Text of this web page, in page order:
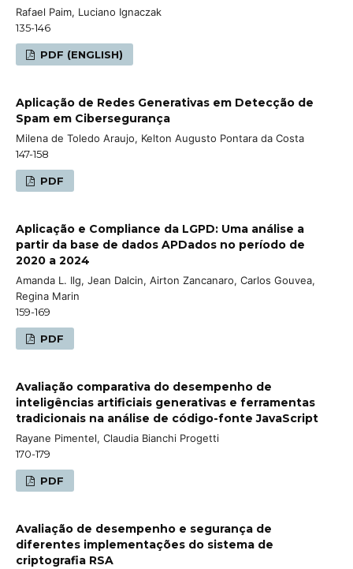
Rafael Paim, Luciano Ignaczak
135-146
PDF (ENGLISH)
Aplicação de Redes Generativas em Detecção de
Spam em Cibersegurança
Milena de Toledo Araujo, Kelton Augusto Pontara da Costa
147-158
PDF
Aplicação e Compliance da LGPD: Uma análise a
partir da base de dados APDados no período de
2020 a 2024
Amanda L. Ilg, Jean Dalcin, Airton Zancanaro, Carlos Gouvea,
Regina Marin
159-169
PDF
Avaliação comparativa do desempenho de
inteligências artificiais generativas e ferramentas
tradicionais na análise de código-fonte JavaScript
Rayane Pimentel, Claudia Bianchi Progetti
170-179
PDF
Avaliação de desempenho e segurança de
diferentes implementações do sistema de
criptografia RSA